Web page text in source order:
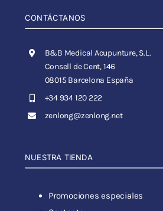
CONTÁCTANOS
B&B Medical Acupunture, S.L.
Consell de Cent, 146
08015 Barcelona España
+34 934 120 222
zenlong@zenlong.net
NUESTRA TIENDA
Promociones especiales